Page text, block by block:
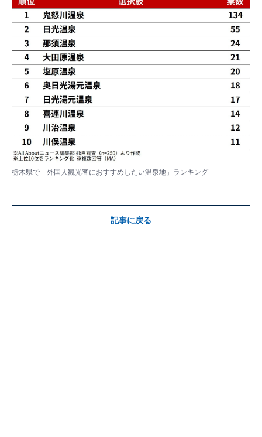
栃木県で「外国人観光客におすすめしたい温泉地」ランキング
記事に戻る